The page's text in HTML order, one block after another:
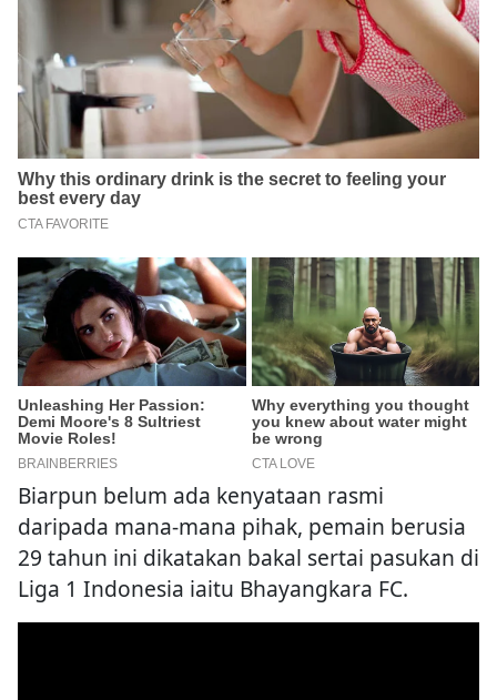
Biarpun belum ada kenyataan rasmi
daripada mana-mana pihak, pemain berusia
29 tahun ini dikatakan bakal sertai pasukan di
Liga 1 Indonesia iaitu Bhayangkara FC.